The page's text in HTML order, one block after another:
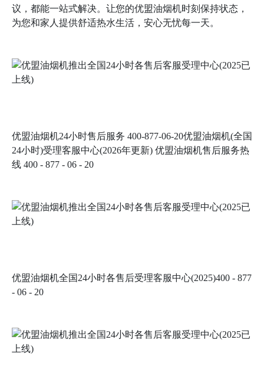
议，都能一站式解决。让您的优盟油烟机时刻保持状态，
为您和家人提供舒适热水生活，安心无忧每一天。
优盟油烟机24小时售后服务 400-877-06-20优盟油烟机(全国
24小时)受理客服中心(2026年更新) 优盟油烟机售后服务热
线 400 - 877 - 06 - 20
优盟油烟机全国24小时各售后受理客服中心(2025)400 - 877
- 06 - 20